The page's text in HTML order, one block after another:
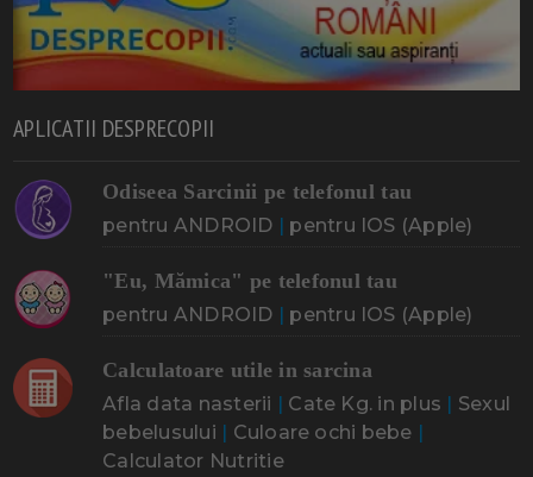
APLICATII DESPRECOPII
Odiseea Sarcinii pe telefonul tau
pentru ANDROID | pentru IOS (Apple)
"Eu, Mămica" pe telefonul tau
pentru ANDROID | pentru IOS (Apple)
Calculatoare utile in sarcina
Afla data nasterii | Cate Kg. in plus | Sexul
bebelusului | Culoare ochi bebe |
Calculator Nutritie